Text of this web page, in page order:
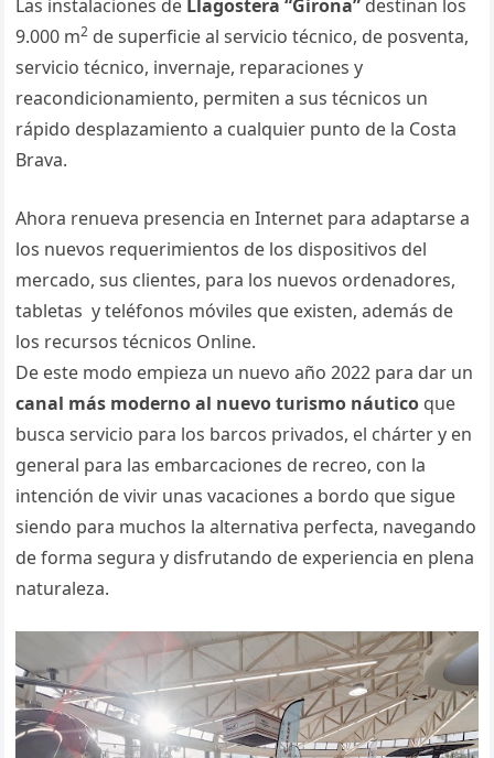
Las instalaciones de Llagostera “Girona” destinan los
9.000 m2 de superficie al servicio técnico, de posventa,
servicio técnico, invernaje, reparaciones y
reacondicionamiento, permiten a sus técnicos un
rápido desplazamiento a cualquier punto de la Costa
Brava.
Ahora renueva presencia en Internet para adaptarse a
los nuevos requerimientos de los dispositivos del
mercado, sus clientes, para los nuevos ordenadores,
tabletas y teléfonos móviles que existen, además de
los recursos técnicos Online.
De este modo empieza un nuevo año 2022 para dar un
canal más moderno al nuevo turismo náutico que
busca servicio para los barcos privados, el chárter y en
general para las embarcaciones de recreo, con la
intención de vivir unas vacaciones a bordo que sigue
siendo para muchos la alternativa perfecta, navegando
de forma segura y disfrutando de experiencia en plena
naturaleza.